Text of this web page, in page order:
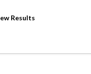
Results